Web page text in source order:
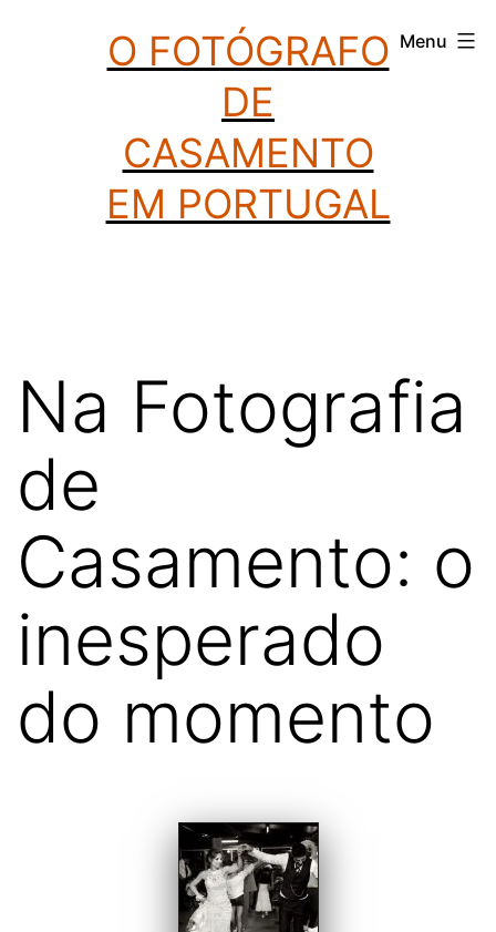
O FOTÓGRAFO
DE
CASAMENTO
EM PORTUGAL
Menu
Na Fotografia
de
Casamento: o
inesperado
do momento